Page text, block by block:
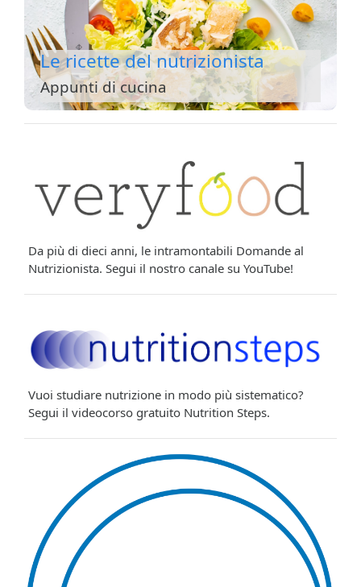
Le ricette del nutrizionista
Appunti di cucina
Da più di dieci anni, le intramontabili Domande al
Nutrizionista. Segui il nostro canale su YouTube!
Vuoi studiare nutrizione in modo più sistematico?
Segui il videocorso gratuito Nutrition Steps.